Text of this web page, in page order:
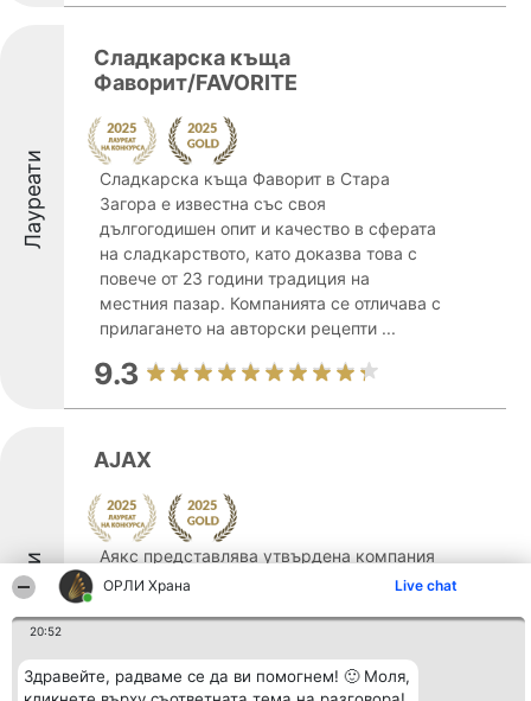
ОРЛИ Храна Live chat
20:52
Здравейте, радваме се да ви помогнем! 🙂 Моля,
Лауреати
Сладкарска къща
Фаворит/FAVORITE
Сладкарска къща Фаворит в Стара
Загора е известна със своя
дългогодишен опит и качество в сферата
на сладкарството, като доказва това с
повече от 23 години традиция на
местния пазар. Компанията се отличава с
прилагането на авторски рецепти ...
9.3
Лауреати
AJAX
Аякс представлява утвърдена компания
от българската хранителна
присъствие на вътрешния пазар.
Създадена през 1995 година, тя